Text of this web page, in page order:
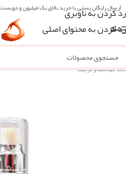
رد کردن به ناوبری
رد کردن به محتوای اصلی
ارسال رایگان پستی با خرید بالای یک میلیون و دویست
منو
خانه/بهداشت و مراقبت